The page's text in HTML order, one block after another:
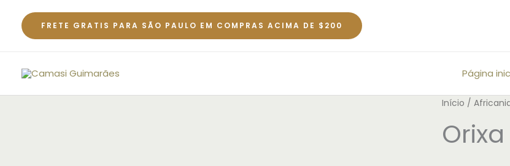
FRETE GRATIS PARA SÃO PAULO EM COMPRAS ACIMA DE $200
Página
Início /
Orixa
Pequena